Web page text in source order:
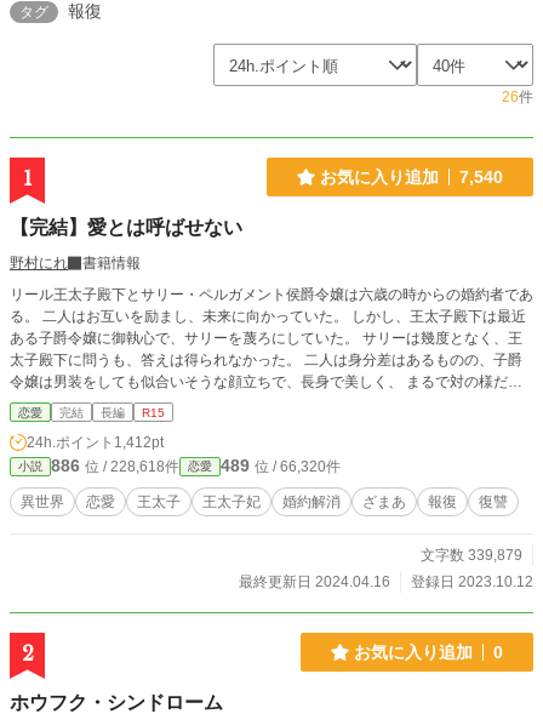
タグ 報復
26件
1 お気に入り追加 7,540
【完結】愛とは呼ばせない
野村にれ
書籍情報
リール王太子殿下とサリー・ペルガメント侯爵令嬢は六歳の時からの婚約者であ
る。 二人はお互いを励まし、未来に向かっていた。 しかし、王太子殿下は最近
ある子爵令嬢に御執心で、サリーを蔑ろにしていた。 サリーは幾度となく、王
太子殿下に問うも、答えは得られなかった。 二人は身分差はあるものの、子爵
令嬢は男装をしても似合いそうな顔立ちで、長身で美しく、 まるで対の様だと
言われるようになっていた。二人を見つめるファンもいるほどである。 サリー
は婚約解消なのだろうと受け止め、承知するつもりであった。 しかし、そうは
ならなかった。
恋愛 完結 長編 R15
24h.ポイント 1,412pt
小説 886 位 / 228,618件 恋愛 489 位 / 66,320件
異世界 恋愛 王太子 王太子妃 婚約解消 ざまあ 報復 復讐
文字数 339,879
最終更新日 2024.04.16
登録日 2023.10.12
2 お気に入り追加 0
ホウフク・シンドローム